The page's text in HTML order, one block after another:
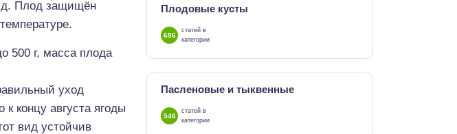
Плод защищён
500 г, масса плода
уход
концу августа ягоды
вид устойчив
Плодовые кусты
696
статей в
категории
Пасленовые и тыквенные
546
статей в
категории